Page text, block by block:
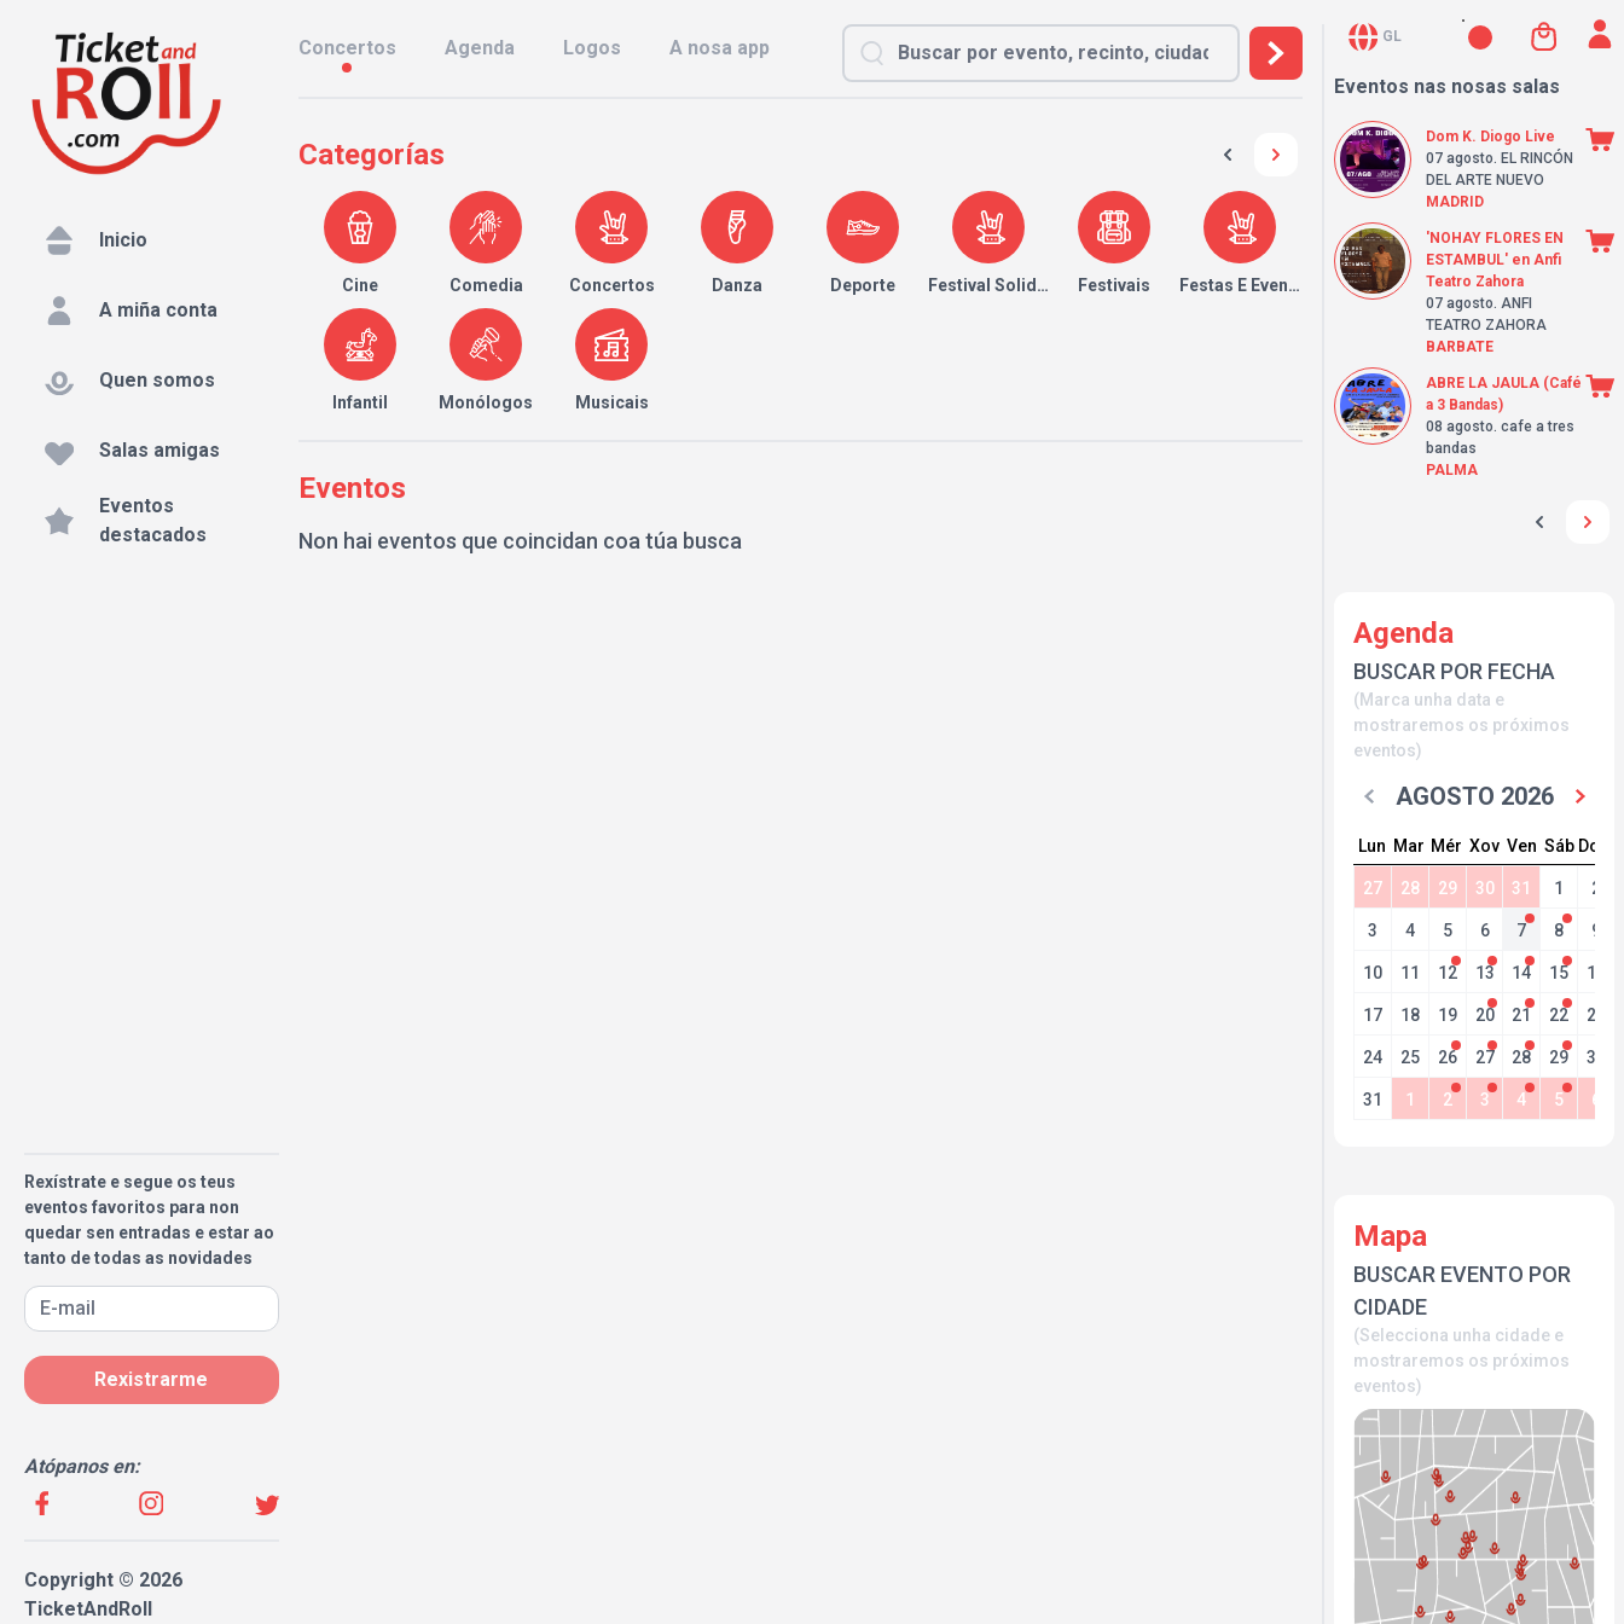
Inicio
A miña conta
Quen somos
Salas amigas
Eventos
destacados
Rexístrate e segue os teus
eventos favoritos para non
quedar sen entradas e estar ao
tanto de todas as novidades
Rexistrarme
Atópanos en:
Copyright © 2026
TicketAndRoll
Concertos Agenda Logos A nosa app
Categorías
Cine Comedia Concertos Danza Deporte Festival Solidario Festivais Festas E Eventos
Infantil Monólogos Musicais
Eventos
Non hai eventos que coincidan coa túa busca
GL
Eventos nas nosas salas
Dom K. Diogo Live
07 agosto. EL RINCÓN
DEL ARTE NUEVO
MADRID
'NOHAY FLORES EN
ESTAMBUL' en Anfi
Teatro Zahora
07 agosto. ANFI
TEATRO ZAHORA
BARBATE
ABRE LA JAULA (Café
a 3 Bandas)
08 agosto. cafe a tres
bandas
PALMA
Agenda
BUSCAR POR FECHA
(Marca unha data e
mostraremos os próximos
eventos)
AGOSTO 2026
Lun Mar Mér Xov Ven Sáb Dom
27 28 29 30 31 1 2
3 4 5 6 7 8 9
10 11 12 13 14 15 16
17 18 19 20 21 22 23
24 25 26 27 28 29 30
31 1 2 3 4 5 6
Mapa
BUSCAR EVENTO POR
CIDADE
(Selecciona unha cidade e
mostraremos os próximos
eventos)